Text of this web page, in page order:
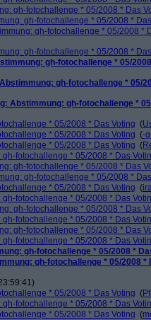
gh-fotochallenge * 05/2008 * Das
gh-fotochallenge * 05/2008 *
gh-fotochallenge * 05/2008 *
gh-fotochallenge * 05/2008 *
gh-fotochallenge * 05/
gh-fotochallenge * 05/
Abstimmung: gh-fotochallenge *
* 05/2008 * Das Voting (
* 05/2008 * Das Voting (-
* 05/2008 * Das Voting (
gh-fotochallenge * 05/2008 * Das
gh-fotochallenge * 05/2008 * Das
gh-fotochallenge * 05/2008 *
* 05/2008 * Das Voting (
gh-fotochallenge * 05/2008 * Das
gh-fotochallenge * 05/2008 * Das
gh-fotochallenge * 05/2008 * Das
gh-fotochallenge * 05/2008 * Das
gh-fotochallenge * 05/2008 * Das
gh-fotochallenge * 05/2008 *
gh-fotochallenge * 05/2008 *
* 05/2008 * Das Voting (
gh-fotochallenge * 05/2008 * Das
* 05/2008 * Das Voting (